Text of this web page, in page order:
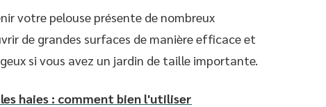
votre pelouse présente de nombreux
de grandes surfaces de manière efficace et
si vous avez un jardin de taille importante.
haies : comment bien l'utiliser